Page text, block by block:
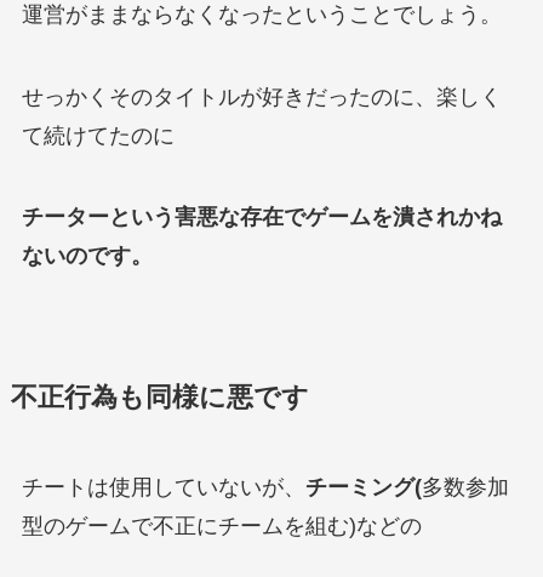
運営がままならなくなったということでしょう。
せっかくそのタイトルが好きだったのに、楽しく
て続けてたのに
チーターという害悪な存在でゲームを潰されかね
ないのです。
不正行為も同様に悪です
チートは使用していないが、 チーミング(多数参加
型のゲームで不正にチームを組む)などの